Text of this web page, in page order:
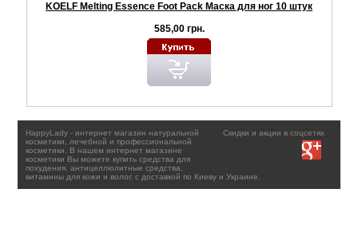
KOELF Melting Essence Foot Pack Маска для ног 10 штук
585,00 грн.
Скидки и акции в соцсетях
HappyLady - интернет магазин натуральной
косметики, лечебной и профессиональной
косметики. В нашем интернет магазине
косметики Вы можете купить средства для
похудения, антицеллюлитные средства,
витамины для кожи и волос с доставкой по Киеву и Украине.